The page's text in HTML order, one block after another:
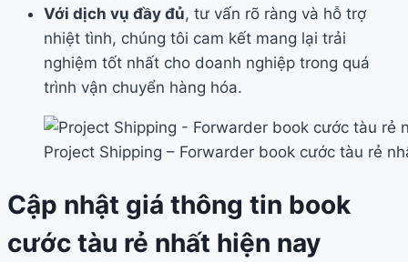
Với dịch vụ đầy đủ, tư vấn rõ ràng và hỗ trợ
nhiệt tình, chúng tôi cam kết mang lại trải
nghiệm tốt nhất cho doanh nghiệp trong quá
trình vận chuyển hàng hóa.
Project Shipping – Forwarder book cước tàu rẻ
Cập nhật giá thông tin book
cước tàu rẻ nhất hiện nay